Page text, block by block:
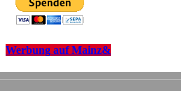
Werbung auf Mainz&